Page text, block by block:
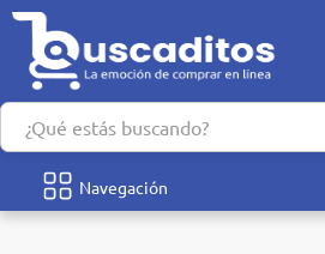
Navegación